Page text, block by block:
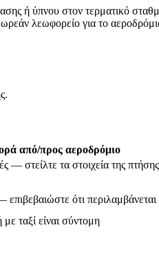
ή ύπνου στον τερματικό
λεωφορείο για το
από/προς αεροδρόμιο
— στείλτε τα στοιχεία της
ότι περιλαμβάνεται
ταξί είναι σύντομη